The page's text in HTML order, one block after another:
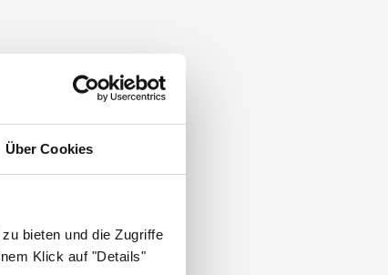
Über Cookies
bieten und die Zugriffe
Klick auf "Details"